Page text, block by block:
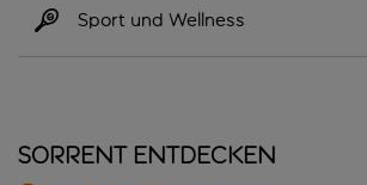
Sport und Wellness
Sorrent entdecken